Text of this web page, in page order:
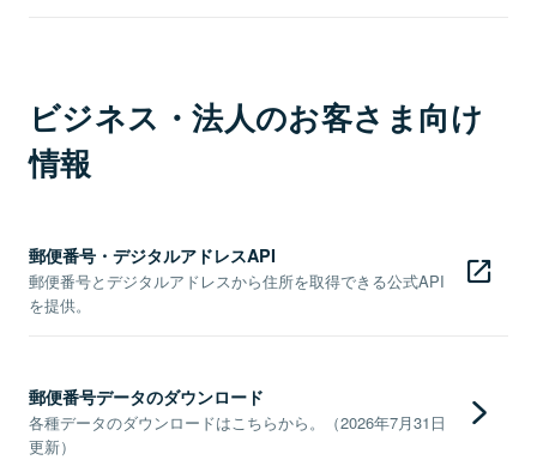
ビジネス・法人のお客さま向け
情報
郵便番号・デジタルアドレスAPI
郵便番号とデジタルアドレスから住所を取得できる公式API
を提供。
郵便番号データのダウンロード
各種データのダウンロードはこちらから。（2026年7月31日
更新）